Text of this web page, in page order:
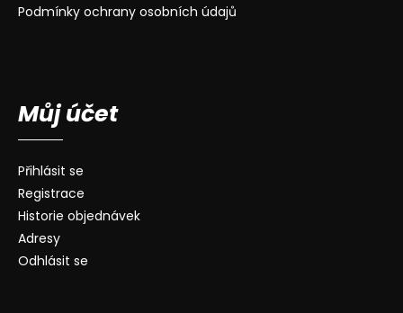
Podmínky ochrany osobních údajů
Můj účet
Přihlásit se
Registrace
Historie objednávek
Adresy
Odhlásit se